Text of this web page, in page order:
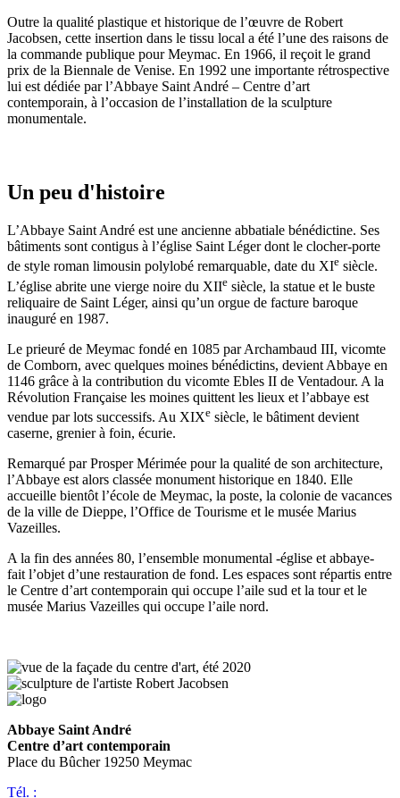
Outre la qualité plastique et historique de l’œuvre de Robert
Jacobsen, cette insertion dans le tissu local a été l’une des raisons de
la commande publique pour Meymac. En 1966, il reçoit le grand
prix de la Biennale de Venise. En 1992 une importante rétrospective
lui est dédiée par l’Abbaye Saint André – Centre d’art
contemporain, à l’occasion de l’installation de la sculpture
monumentale.
Un peu d'histoire
L’Abbaye Saint André est une ancienne abbatiale bénédictine. Ses
bâtiments sont contigus à l’église Saint Léger dont le clocher-porte
de style roman limousin polylobé remarquable, date du XIe siècle.
L’église abrite une vierge noire du XIIe siècle, la statue et le buste
reliquaire de Saint Léger, ainsi qu’un orgue de facture baroque
inauguré en 1987.
Le prieuré de Meymac fondé en 1085 par Archambaud III, vicomte
de Comborn, avec quelques moines bénédictins, devient Abbaye en
1146 grâce à la contribution du vicomte Ebles II de Ventadour. A la
Révolution Française les moines quittent les lieux et l’abbaye est
vendue par lots successifs. Au XIXe siècle, le bâtiment devient
caserne, grenier à foin, écurie.
Remarqué par Prosper Mérimée pour la qualité de son architecture,
l’Abbaye est alors classée monument historique en 1840. Elle
accueille bientôt l’école de Meymac, la poste, la colonie de vacances
de la ville de Dieppe, l’Office de Tourisme et le musée Marius
Vazeilles.
A la fin des années 80, l’ensemble monumental -église et abbaye-
fait l’objet d’une restauration de fond. Les espaces sont répartis entre
le Centre d’art contemporain qui occupe l’aile sud et la tour et le
musée Marius Vazeilles qui occupe l’aile nord.
Abbaye Saint André
Centre d’art contemporain
Place du Bûcher 19250 Meymac
Tél. :